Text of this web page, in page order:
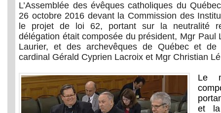
L’Assemblée des évêques catholiques du
26 octobre 2016 devant la Commission des
le projet de loi 62, portant sur la neutralité
délégation était composée du président, Mgr Paul
Laurier, et des archevêques de Québec et de
cardinal Gérald Cyprien Lacroix et Mgr Christian
Le
et la